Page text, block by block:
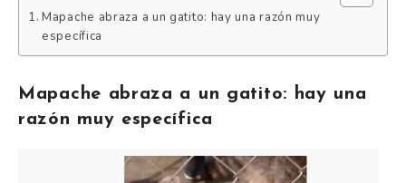
Mapache abraza a un gatito: hay una razón muy
específica
Mapache abraza a un gatito: hay una
razón muy específica